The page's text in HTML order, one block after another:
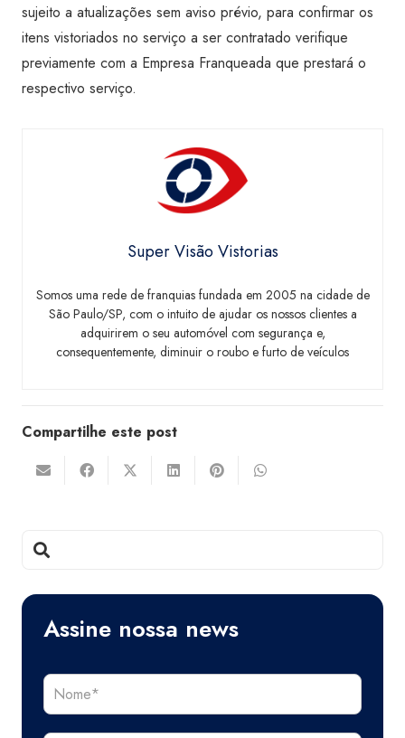
sujeito a atualizações sem aviso prévio, para confirmar os
itens vistoriados no serviço a ser contratado verifique
previamente com a Empresa Franqueada que prestará o
respectivo serviço.
Super Visão Vistorias
Somos uma rede de franquias fundada em 2005 na cidade de
São Paulo/SP, com o intuito de ajudar os nossos clientes a
adquirirem o seu automóvel com segurança e,
consequentemente, diminuir o roubo e furto de veículos
Compartilhe este post
Assine nossa news